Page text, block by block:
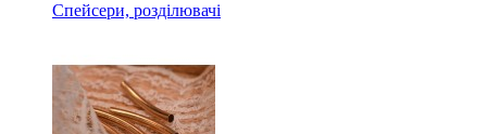
Спейсери, розділювачі